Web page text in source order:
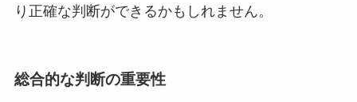
り正確な判断ができるかもしれません。
総合的な判断の重要性